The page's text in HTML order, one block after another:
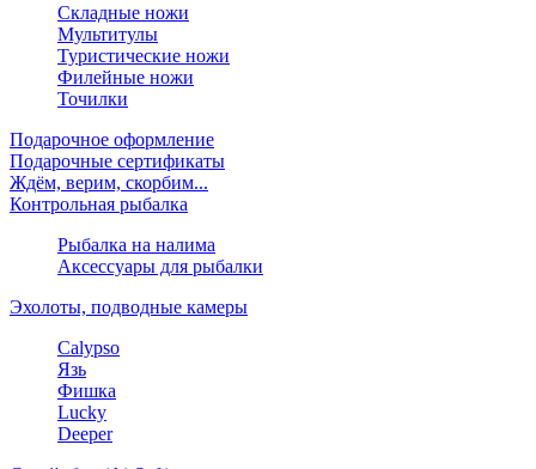
Складные ножи
Мультитулы
Туристические ножи
Филейные ножи
Точилки
Подарочное оформление
Подарочные сертификаты
Ждём, верим, скорбим...
Контрольная рыбалка
Рыбалка на налима
Аксессуары для рыбалки
Эхолоты, подводные камеры
Calypso
Язь
Фишка
Lucky
Deeper